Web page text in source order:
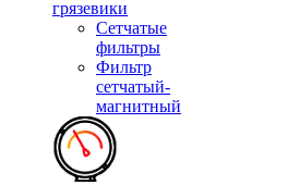
грязевики
Сетчатые
фильтры
Фильтр
сетчатый-
магнитный